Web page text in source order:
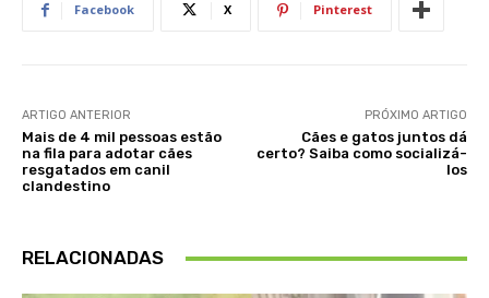
Facebook X Pinterest
ARTIGO ANTERIOR
Mais de 4 mil pessoas estão
na fila para adotar cães
resgatados em canil
clandestino
PRÓXIMO ARTIGO
Cães e gatos juntos dá
certo? Saiba como socializá-
los
RELACIONADAS